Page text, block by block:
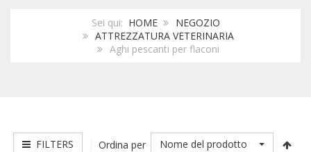
Sei qui: HOME
NEGOZIO
ATTREZZATURA VETERINARIA
Aghi pescanti per flaconi
FILTERS Ordina per Nome del prodotto